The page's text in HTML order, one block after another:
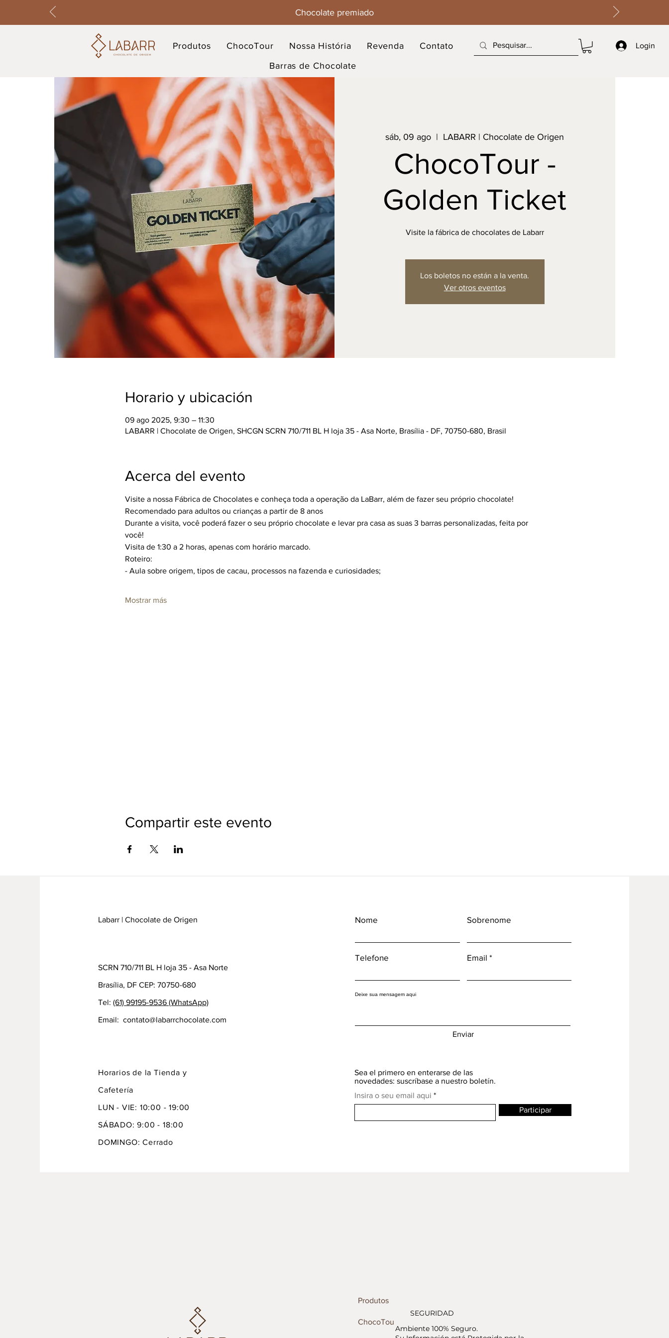
Chocolate premiado
Produtos ChocoTour Nossa História Revenda
Contato
Barras de Chocolate
Login
sáb, 09 ago
  |
LABARR | Chocolate de Origen
ChocoTour -
Golden Ticket
Visite la fábrica de chocolates de Labarr
Los boletos no están a la venta.
Ver otros eventos
Horario y ubicación
09 ago 2025, 9:30 – 11:30
LABARR | Chocolate de Origen, SHCGN SCRN 710/711 BL H loja 35 - Asa Norte, Brasília - DF, 70750-680, Brasil
Acerca del evento
Visite a nossa Fábrica de Chocolates e conheça toda a operação da LaBarr, além de fazer seu próprio chocolate!
Recomendado para adultos ou crianças a partir de 8 anos
Durante a visita, você poderá fazer o seu próprio chocolate e levar pra casa as suas 3 barras personalizadas, feita por
você!
Visita de 1:30 a 2 horas, apenas com horário marcado.
Roteiro:
- Aula sobre origem, tipos de cacau, processos na fazenda e curiosidades;
Mostrar más
Compartir este evento
Labarr | Chocolate de Origen
SCRN 710/711 BL H loja 35 - Asa Norte
Brasília, DF CEP: 70750-680
Tel: (61) 99195-9536 (WhatsApp)
Email: contato@labarrchocolate.com
Horarios de la Tienda y
Cafetería
LUN - VIE: 10:00 - 19:00
SÁBADO: 9:00 - 18:00
DOMINGO: Cerrado
Nome Sobrenome
Telefone Email
Deixe sua mensagem aqui
Enviar
Sea el primero en enterarse de las
novedades: suscríbase a nuestro boletín.
Insira o seu email aqui
Participar
Produtos
ChocoTour
SEGURIDAD
Ambiente 100% Seguro.